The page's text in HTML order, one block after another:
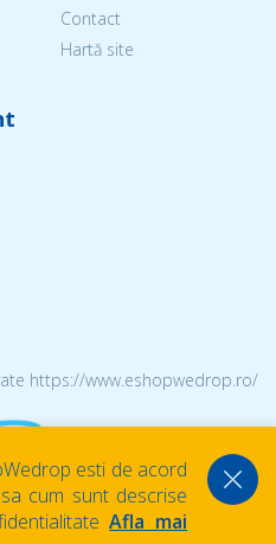
Contact
Hartă site
https://www.eshopwedrop.ro/
esti de acord
cum sunt descrise
Afla mai